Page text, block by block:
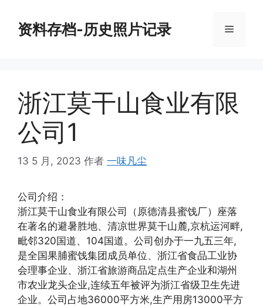
资料存档-历史照片记录 菜
浙江莫干山食业有限
公司1
13 5 月, 2023 作者 一味凡尘
公司介绍：
浙江莫干山食业有限公司（原德清县蜜饯厂）座落
在著名的避暑胜地、清凉世界莫干山麓,京杭运河畔,
毗邻320国道、104国道。公司创办于一九五三年,
是全国果脯蜜饯集团成员单位、浙江省食品工业协
会理事企业、浙江省旅游商品定点生产企业和湖州
市农业龙头企业,连续五年被评为浙江省级卫生先进
企业。公司占地36000平方米,生产用房13000平方